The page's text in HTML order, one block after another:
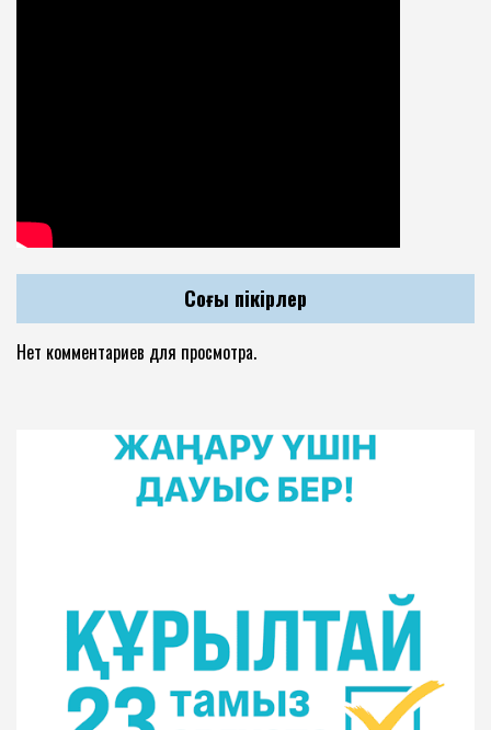
Соңғы пікірлер
Нет комментариев для просмотра.